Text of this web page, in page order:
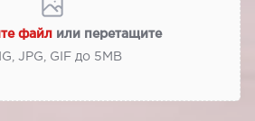
файл или перетащите
JPG, GIF до 5МВ